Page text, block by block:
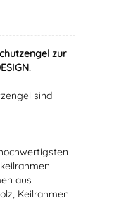
zur
sind
aus
Keilrahmen